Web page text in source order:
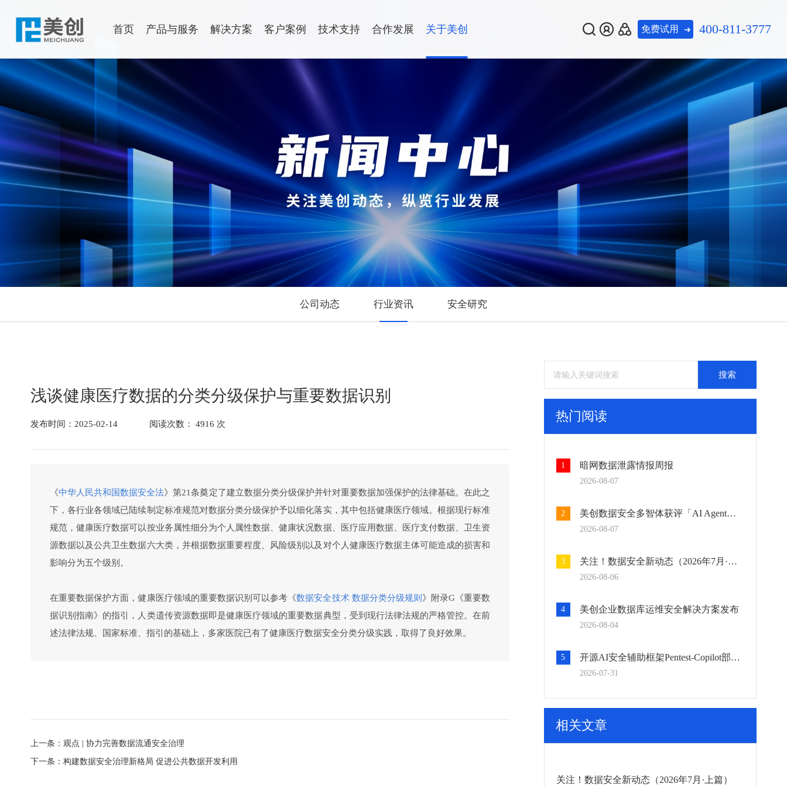
首页 产品与服务
数据安全
美创数据安全多智体
数据库保险箱
数据安全分类分级平台
数据安全综合评估系统
新一代 数据安全一体化平台
数据库加密
诺亚防勒索
访问域
数据库防水坝
API审计
数据库物理复制
数据库逻辑复制
应用版本同步
主机同步
海量文件同步
数据备份
灾备一键通
数据库运行安全管理平台
静态脱敏
数据水印
中间件运维服务
国产信创改造服务
驻场运维服务
供数服务
安全咨询服务
数据出境安全治理服务
数据安全能力评估认证服务
数据安全风险评估服务
数据分类分级咨询服务
热门推荐
美创数据安全多智体
新一代 灾备一体化平台
数据流动平台
解决方案
行业解决方案
政府解决方案
政务云多租户建设解决方案|大数据局数据流动及共享解决方
案|市政府数据分类分级解决方案
金融解决方案
医疗解决方案
能源解决方案
物流交通解决方案
热门资讯
暗网数据泄露情报周报
08-07 美创数据安全多智体获
评「AI Agent标杆产
运营闭环
查看更多
客户案例 技术支持
售后服务
08-07
美创数据安全多智体获
评「AI Agent标杆产
品」：AI重塑数据安全
运营闭环
查看更多 
合作发展
渠道政策
08-07
美创数据安全多智体获
评「AI Agent标杆产
品」：AI重塑数据安全
运营闭环
查看更多 
关于美创
了解美创
公司介绍
发展历程
企业文化
美创年刊
安全研究
总部与分支机构
热门资讯
暗网数据泄露情报周报
08-07 美创数据安全多智体获
评「AI Agent标杆产
运营闭环
查看更多
免费试用 400-811-3777
公司动态 行业资讯 安全研究
搜索
热门阅读
1 暗网数据泄露情报周报
2026-08-07
2 美创数据安全多智体获评「AI Agent标杆产品」：AI重塑数据安全运营闭环
2026-08-07
3 关注！数据安全新动态（2026年7月·上篇）
2026-08-06
4 美创企业数据库运维安全解决方案发布
2026-08-04
5 开源AI安全辅助框架Pentest-Copilot部署与使用
2026-07-31
相关文章
关注！数据安全新动态（2026年7月·上篇）
浅谈健康医疗数据的分类分级保护与重要数据识别
发布时间：2025-02-14 阅读次数： 4916 次
《中华人民共和国数据安全法》第21条奠定了建立数据分类分级保护并针对重要数据加强保护的法律基础。在此之
下，各行业各领域已陆续制定标准规范对数据分类分级保护予以细化落实，其中包括健康医疗领域。根据现行标准
规范，健康医疗数据可以按业务属性细分为个人属性数据、健康状况数据、医疗应用数据、医疗支付数据、卫生资
源数据以及公共卫生数据六大类，并根据数据重要程度、风险级别以及对个人健康医疗数据主体可能造成的损害和
影响分为五个级别。
在重要数据保护方面，健康医疗领域的重要数据识别可以参考《数据安全技术 数据分类分级规则 》附录G《重要数
据识别指南》的指引，人类遗传资源数据即是健康医疗领域的重要数据典型，受到现行法律法规的严格管控。在前
述法律法规、国家标准、指引的基础上，多家医院已有了健康医疗数据安全分类分级实践，取得了良好效果。
上一条：观点 | 协力完善数据流通安全治理
下一条：构建数据安全治理新格局 促进公共数据开发利用